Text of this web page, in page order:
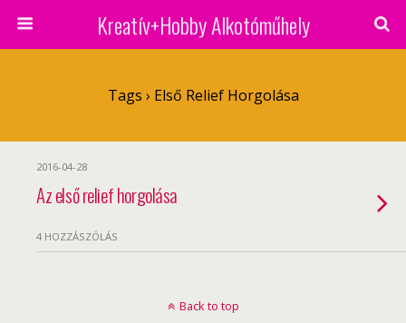
Kreatív+Hobby Alkotóműhely
Tags › Első Relief Horgolása
2016-04-28
Az első relief horgolása
4 HOZZÁSZÓLÁS
Back to top